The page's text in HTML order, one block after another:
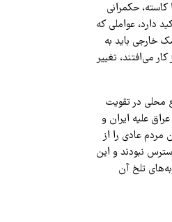
حکمرانی
دارد، عواملی که
خارجی باید به
می‌افتند، تغییر
محلی در تقویت
علیه ایران و
مردم عادی را از
نبودند و این
تلخ آن